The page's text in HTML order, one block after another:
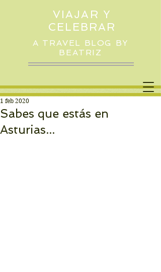
VIAJAR Y
CELEBRAR
A TRAVEL BLOG BY
BEATRIZ
Sabes que estás en
Asturias...
1 feb 2020